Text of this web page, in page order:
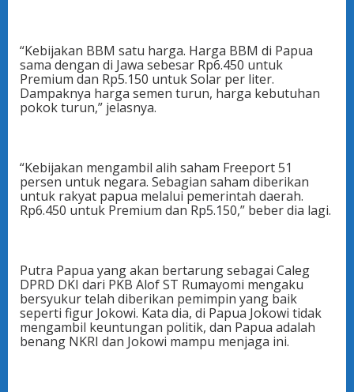
“Kebijakan BBM satu harga. Harga BBM di Papua
sama dengan di Jawa sebesar Rp6.450 untuk
Premium dan Rp5.150 untuk Solar per liter.
Dampaknya harga semen turun, harga kebutuhan
pokok turun,” jelasnya.
“Kebijakan mengambil alih saham Freeport 51
persen untuk negara. Sebagian saham diberikan
untuk rakyat papua melalui pemerintah daerah.
Rp6.450 untuk Premium dan Rp5.150,” beber dia lagi.
Putra Papua yang akan bertarung sebagai Caleg
DPRD DKI dari PKB Alof ST Rumayomi mengaku
bersyukur telah diberikan pemimpin yang baik
seperti figur Jokowi. Kata dia, di Papua Jokowi tidak
mengambil keuntungan politik, dan Papua adalah
benang NKRI dan Jokowi mampu menjaga ini.